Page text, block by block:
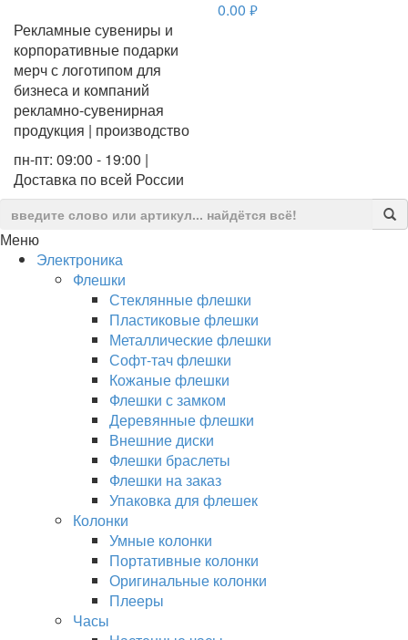
Рекламные сувениры и
корпоративные подарки
мерч с логотипом для
бизнеса и компаний
рекламно-сувенирная
продукция | производство
пн-пт: 09:00 - 19:00 |
Доставка по всей России
0.00 руб.
Меню
Электроника
Флешки
Стеклянные флешки
Пластиковые флешки
Металлические флешки
Софт-тач флешки
Кожаные флешки
Флешки с замком
Деревянные флешки
Внешние диски
Флешки браслеты
Флешки на заказ
Упаковка для флешек
Колонки
Умные колонки
Портативные колонки
Оригинальные колонки
Плееры
Часы